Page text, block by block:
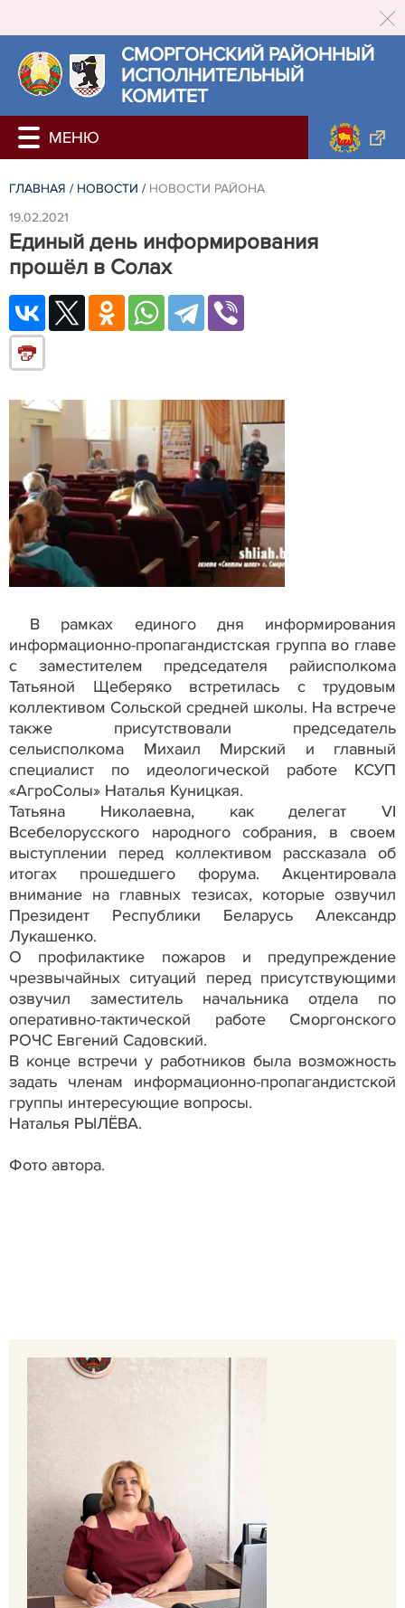
СМОРГОНСКИЙ РАЙОННЫЙ
ИСПОЛНИТЕЛЬНЫЙ
КОМИТЕТ
ГЛАВНАЯ / НОВОСТИ / НОВОСТИ РАЙОНА
19.02.2021
Единый день информирования
прошёл в Солах
В рамках единого дня информирования
информационно-пропагандистская группа во главе
с заместителем председателя райисполкома
Татьяной Щеберяко встретилась с трудовым
коллективом Сольской средней школы. На встрече
также присутствовали председатель
сельисполкома Михаил Мирский и главный
специалист по идеологической работе КСУП
«АгроСолы» Наталья Куницкая.
Татьяна Николаевна, как делегат VI
Всебелорусского народного собрания, в своем
выступлении перед коллективом рассказала об
итогах прошедшего форума. Акцентировала
внимание на главных тезисах, которые озвучил
Президент Республики Беларусь Александр
Лукашенко.
О профилактике пожаров и предупреждение
чрезвычайных ситуаций перед присутствующими
озвучил заместитель начальника отдела по
оперативно-тактической работе Сморгонского
РОЧС Евгений Садовский.
В конце встречи у работников была возможность
задать членам информационно-пропагандистской
группы интересующие вопросы.
Наталья РЫЛЁВА.
Фото автора.